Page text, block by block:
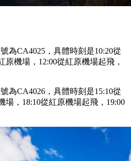
為CA4025，具體時刻是10:20從
原機場，12:00從紅原機場起飛，
為CA4026，具體時刻是15:10從
場，18:10從紅原機場起飛，19:00